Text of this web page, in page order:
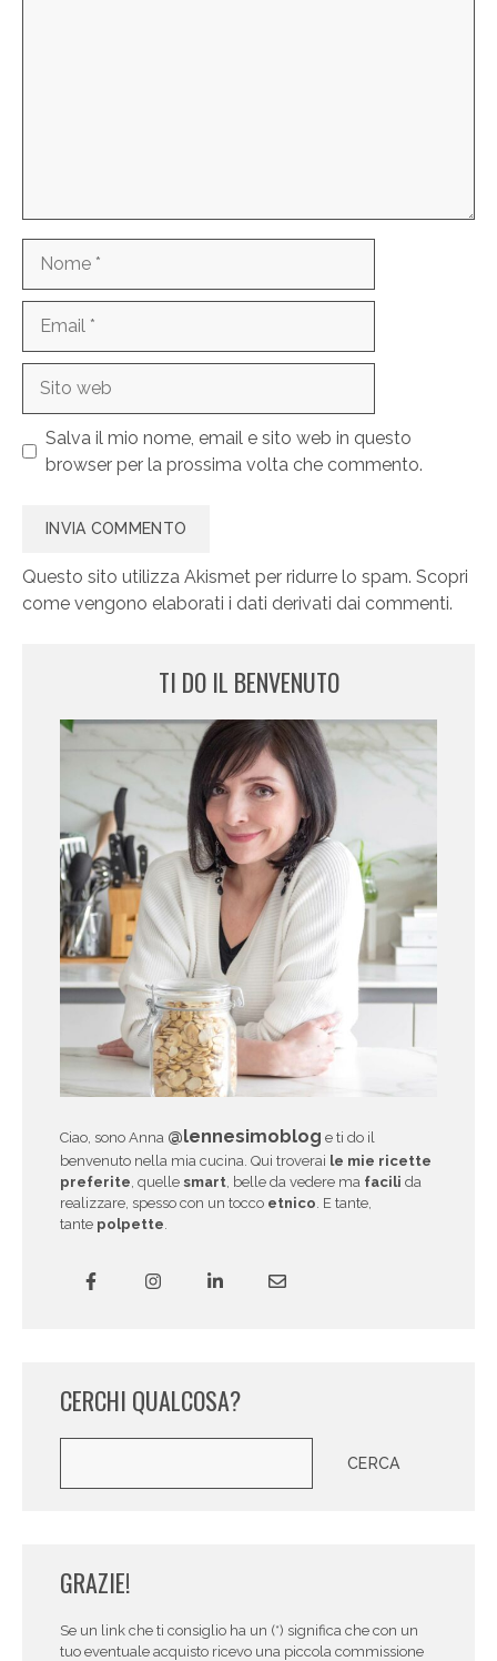
web
Salva il mio nome, email e sito web in questo
browser per la prossima volta che commento.
Questo sito utilizza Akismet per ridurre lo spam. Scopri
come vengono elaborati i dati derivati dai commenti.
TI DO IL BENVENUTO
Ciao, sono Anna @lennesimoblog e ti do il
benvenuto nella mia cucina. Qui troverai le mie ricette
preferite , quelle smart , belle da vedere ma facili da
realizzare, spesso con un tocco etnico . E tante,
tante polpette
CERCHI QUALCOSA?
CERCA
GRAZIE!
Se un link che ti consiglio ha un (*) significa che con un
tuo eventuale acquisto ricevo una piccola commissione